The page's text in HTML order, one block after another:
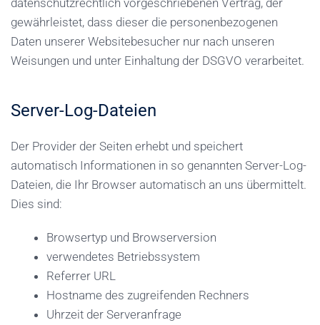
gewährleistet, dass dieser die personenbezogenen
Daten unserer Websitebesucher nur nach unseren
Weisungen und unter Einhaltung der DSGVO verarbeitet.
Server-Log-Dateien
Der Provider der Seiten erhebt und speichert
automatisch Informationen in so genannten Server-Log-
Dateien, die Ihr Browser automatisch an uns übermittelt.
Dies sind:
Browsertyp und Browserversion
verwendetes Betriebssystem
Referrer URL
Hostname des zugreifenden Rechners
Uhrzeit der Serveranfrage